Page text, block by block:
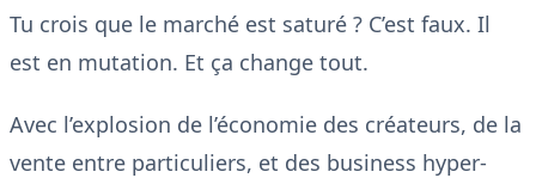
Tu crois que le marché est saturé ? C’est faux. Il
est en mutation. Et ça change tout.
Avec l’explosion de l’économie des créateurs, de la
vente entre particuliers, et des business hyper-